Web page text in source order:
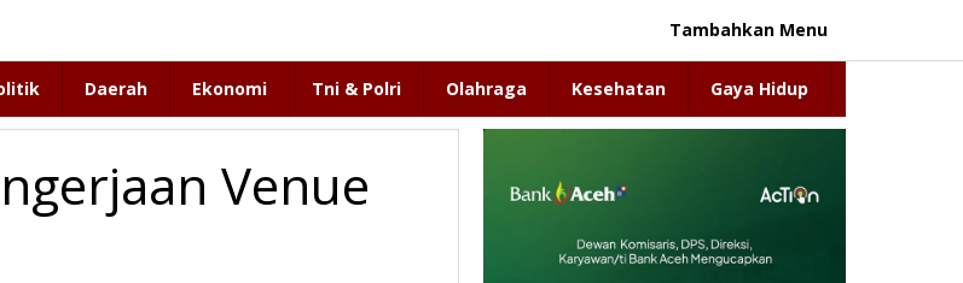
Tambahkan Menu
Daerah Ekonomi Tni & Polri Olahraga Kesehatan Gaya Hidup
Venue